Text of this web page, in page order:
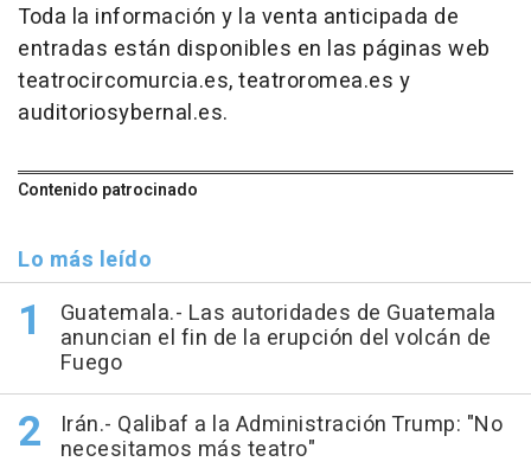
Toda la información y la venta anticipada de
entradas están disponibles en las páginas web
teatrocircomurcia.es, teatroromea.es y
auditoriosybernal.es.
Contenido patrocinado
Lo más leído
Guatemala.- Las autoridades de Guatemala
anuncian el fin de la erupción del volcán de
Fuego
Irán.- Qalibaf a la Administración Trump: "No
necesitamos más teatro"